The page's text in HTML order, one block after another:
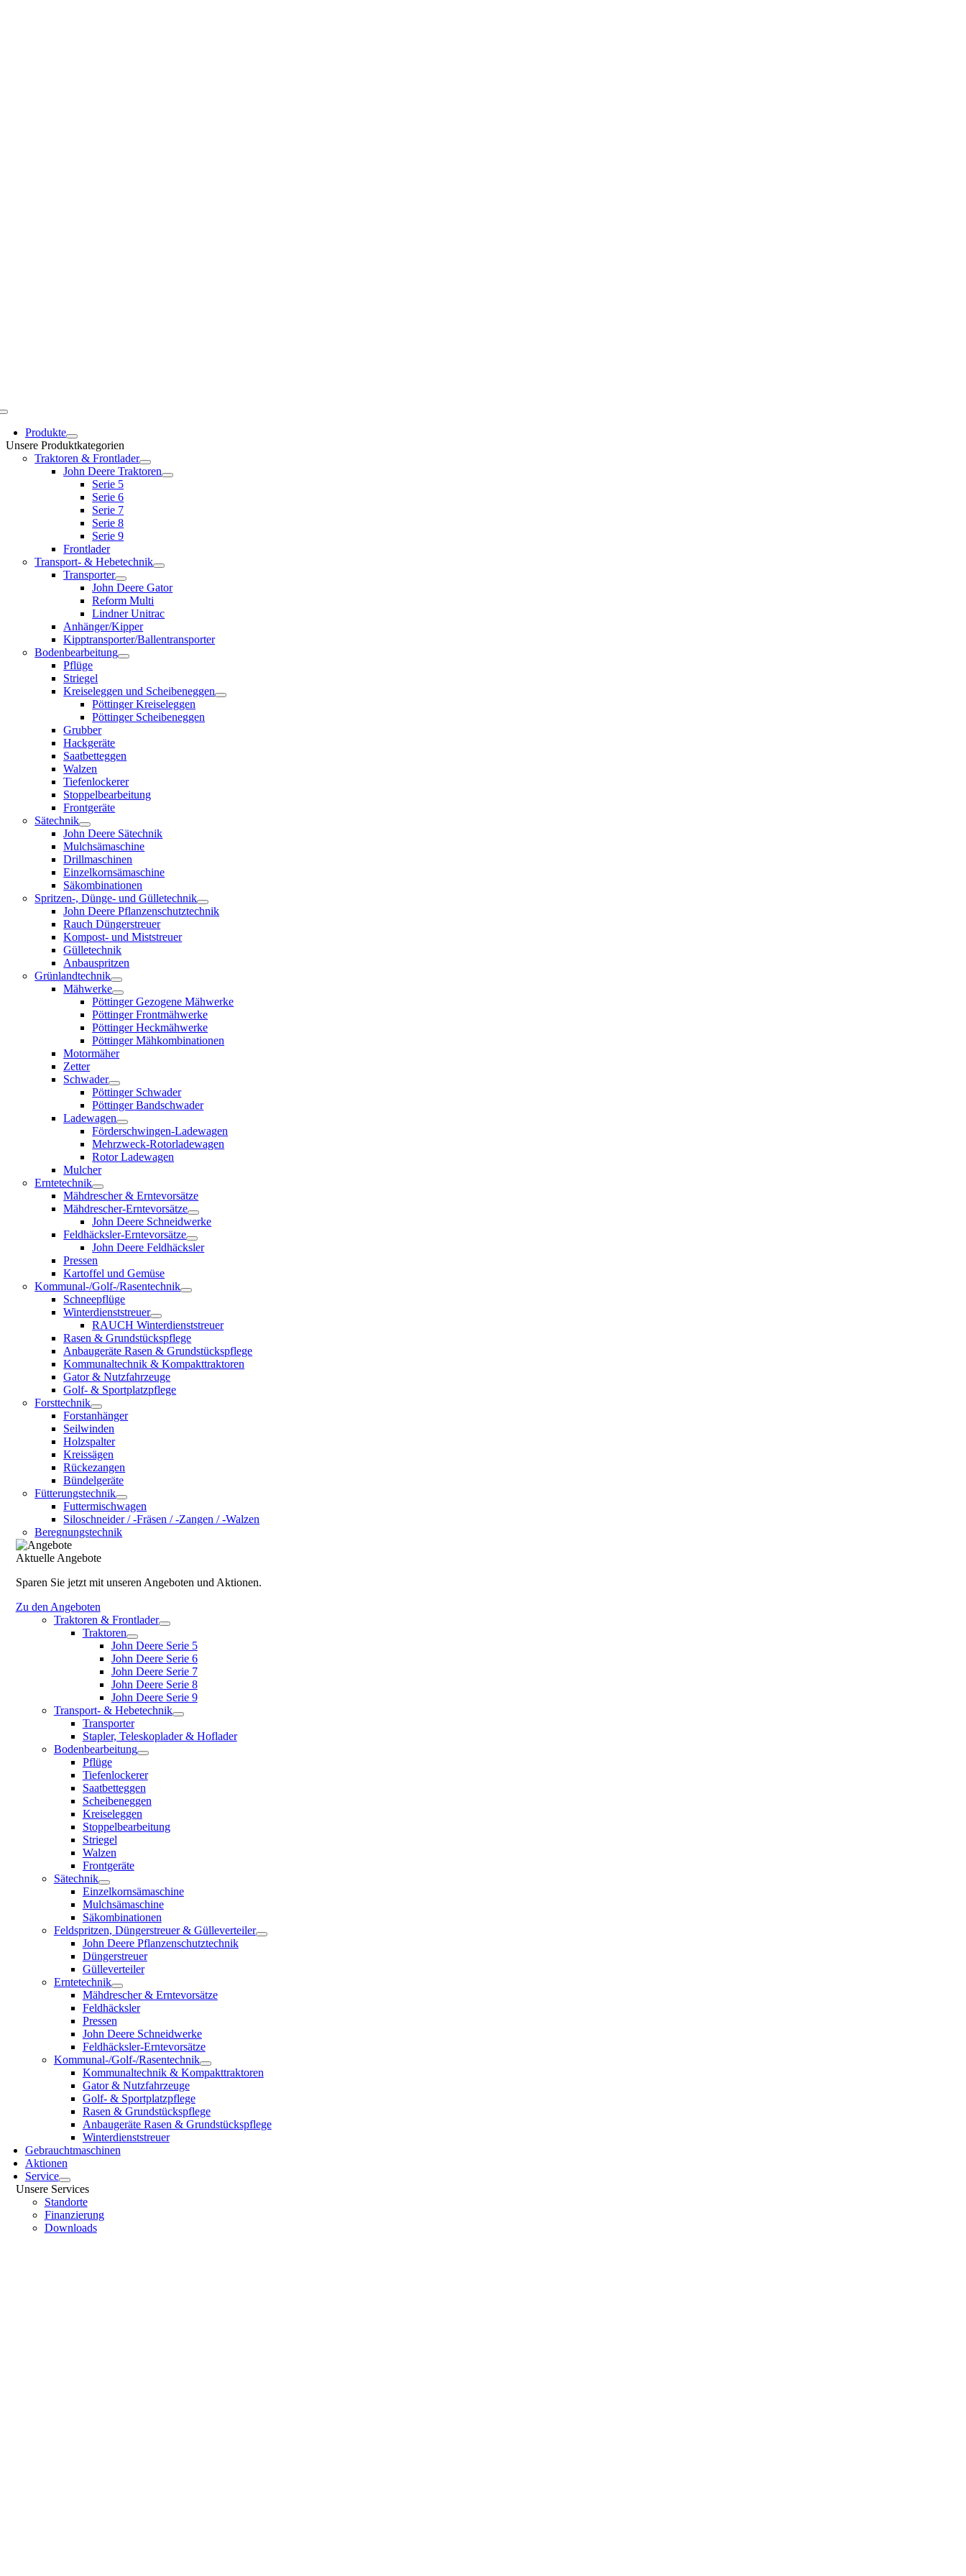
Toggle
NavigationProdukte
Unsere Produktkategorien
Traktoren & Frontlader
John Deere Traktoren
Serie 5
Serie 6
Serie 7
Serie 8
Serie 9
Frontlader
Transport- & Hebetechnik
Transporter
John Deere Gator
Reform Multi
Lindner Unitrac
Anhänger/Kipper
Kipptransporter/Ballentransporter
Bodenbearbeitung
Pflüge
Striegel
Kreiseleggen und Scheibeneggen
Pöttinger Kreiseleggen
Pöttinger Scheibeneggen
Grubber
Hackgeräte
Saatbetteggen
Walzen
Tiefenlockerer
Stoppelbearbeitung
Frontgeräte
Sätechnik
John Deere Sätechnik
Mulchsämaschine
Drillmaschinen
Einzelkornsämaschine
Säkombinationen
Spritzen-, Dünge- und Gülletechnik
John Deere Pflanzenschutztechnik
Rauch Düngerstreuer
Kompost- und Miststreuer
Gülletechnik
Anbauspritzen
Grünlandtechnik
Mähwerke
Pöttinger Gezogene Mähwerke
Pöttinger Frontmähwerke
Pöttinger Heckmähwerke
Pöttinger Mähkombinationen
Motormäher
Zetter
Schwader
Pöttinger Schwader
Pöttinger Bandschwader
Ladewagen
Förderschwingen-Ladewagen
Mehrzweck-Rotorladewagen
Rotor Ladewagen
Mulcher
Erntetechnik
Mähdrescher & Erntevorsätze
Mähdrescher-Erntevorsätze
John Deere Schneidwerke
Feldhäcksler-Erntevorsätze
John Deere Feldhäcksler
Pressen
Kartoffel und Gemüse
Kommunal-/Golf-/Rasentechnik
Schneepflüge
Winterdienststreuer
RAUCH Winterdienststreuer
Rasen & Grundstückspflege
Anbaugeräte Rasen & Grundstückspflege
Kommunaltechnik & Kompakttraktoren
Gator & Nutzfahrzeuge
Golf- & Sportplatzpflege
Forsttechnik
Forstanhänger
Seilwinden
Holzspalter
Kreissägen
Rückezangen
Bündelgeräte
Fütterungstechnik
Futtermischwagen
Siloschneider / -Fräsen / -Zangen / -Walzen
Beregnungstechnik
Aktuelle Angebote
Sparen Sie jetzt mit unseren Angeboten und Aktionen.
Zu den Angeboten
Traktoren & Frontlader
Traktoren
John Deere Serie 5
John Deere Serie 6
John Deere Serie 7
John Deere Serie 8
John Deere Serie 9
Transport- & Hebetechnik
Transporter
Stapler, Teleskoplader & Hoflader
Bodenbearbeitung
Pflüge
Tiefenlockerer
Saatbetteggen
Scheibeneggen
Kreiseleggen
Stoppelbearbeitung
Striegel
Walzen
Frontgeräte
Sätechnik
Einzelkornsämaschine
Mulchsämaschine
Säkombinationen
Feldspritzen, Düngerstreuer & Gülleverteiler
John Deere Pflanzenschutztechnik
Düngerstreuer
Gülleverteiler
Erntetechnik
Mähdrescher & Erntevorsätze
Feldhäcksler
Pressen
John Deere Schneidwerke
Feldhäcksler-Erntevorsätze
Kommunal-/Golf-/Rasentechnik
Kommunaltechnik & Kompakttraktoren
Gator & Nutzfahrzeuge
Golf- & Sportplatzpflege
Rasen & Grundstückspflege
Anbaugeräte Rasen & Grundstückspflege
Winterdienststreuer
Gebrauchtmaschinen
Aktionen
Service
Unsere Services
Standorte
Finanzierung
Downloads